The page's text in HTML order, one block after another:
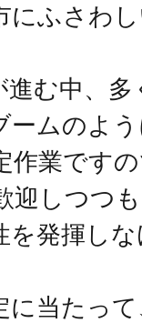
にふさわ
む中、
ームのよ
作業です
迎しつつ
を発揮し
に当たっ